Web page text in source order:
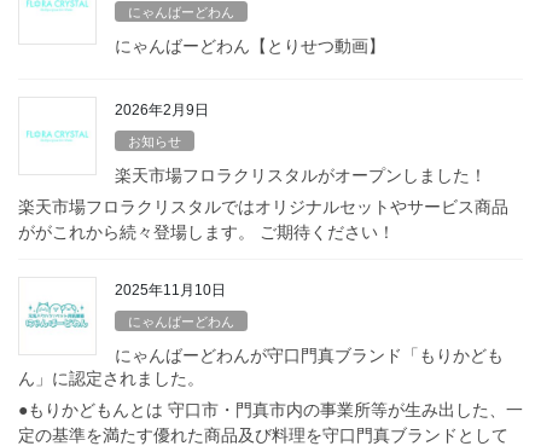
にゃんばーどわん
にゃんばーどわん【とりせつ動画】
2026年2月9日
お知らせ
楽天市場フロラクリスタルがオープンしました！
楽天市場フロラクリスタルではオリジナルセットやサービス商品
ががこれから続々登場します。 ご期待ください！
2025年11月10日
にゃんばーどわん
にゃんばーどわんが守口門真ブランド「もりかども
ん」に認定されました。
●もりかどもんとは 守口市・門真市内の事業所等が生み出した、一
定の基準を満たす優れた商品及び料理を守口門真ブランドとして